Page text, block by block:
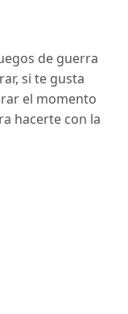
de guerra
si te gusta
el momento
hacerte con la